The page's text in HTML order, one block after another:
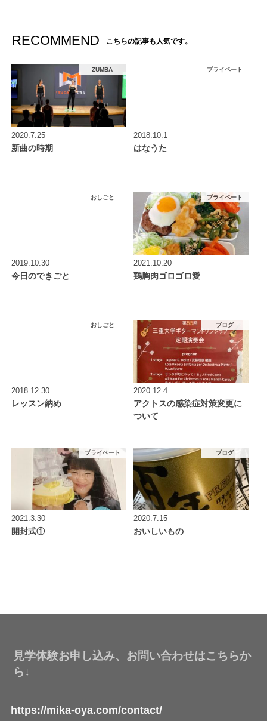
RECOMMEND こちらの記事も人気です。
ZUMBA
2020.7.25
新曲の時期
プライベート
2018.10.1
はなうた
おしごと
2019.10.30
今日のできごと
プライベート
2021.10.20
鶏胸肉ゴロゴロ愛
おしごと
2018.12.30
レッスン納め
ブログ
2020.12.4
アクトスの感染症対策変更に
ついて
プライベート
2021.3.30
開封式①
ブログ
2020.7.15
おいしいもの
見学体験お申し込み、お問い合わせはこちらか
ら↓
https://mika-oya.com/contact/